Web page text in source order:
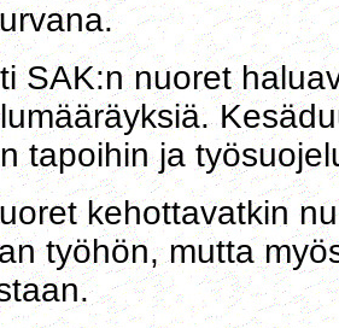
SAK:n nuoret
tapoihin ja
kehottavatkin
työhön, mutta